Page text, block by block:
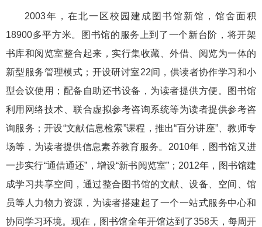
2003年，在北一区校园建成图书馆新馆，馆舍面积
18900多平方米。图书馆的服务上到了一个新台阶，将开架
书库和阅览室整合起来，实行集收藏、外借、阅览为一体的
新型服务管理模式；开设研讨室22间，供读者协作学习和小
型会议使用；配备自助还书设备，为读者提供方便。图书馆
利用网络技术、联合虚拟参考咨询系统等为读者提供参考咨
询服务；开设“文献信息检索”课程，推出“百分讲座”、教师专
场等，为读者提供信息素养教育服务。2010年，图书馆又进
一步实行“通借通还”，增设“新书阅览室”；2012年，图书馆建
成学习共享空间，通过整合图书馆的文献、设备、空间、馆
员等人力物力资源，为读者搭建起了一个一站式服务中心和
协同学习环境。现在，图书馆全年开馆达到了358天，每周开